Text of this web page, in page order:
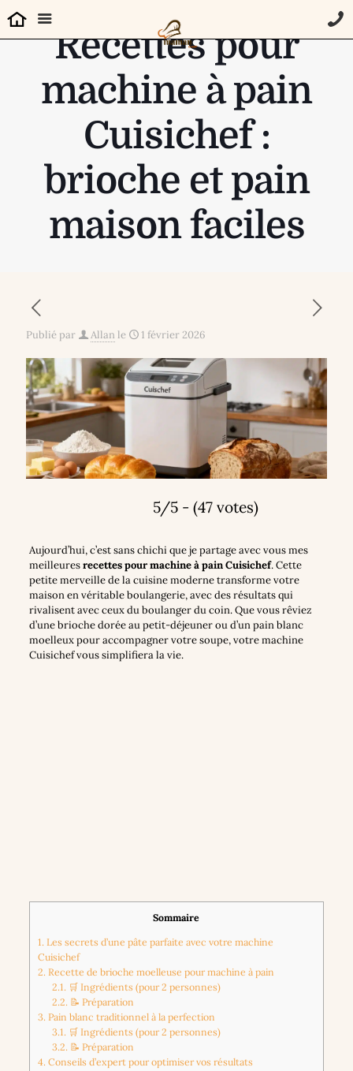
Recettes pour
machine à pain
Cuisichef :
brioche et pain
maison faciles
Publié par Allan le 1 février 2026
5/5 - (47 votes)
Aujourd’hui, c’est sans chichi que je partage avec vous mes
meilleuresrecettes pour machine à pain Cuisichef. Cette
petite merveille de la cuisine moderne transforme votre
maison en véritable boulangerie, avec des résultats qui
rivalisent avec ceux du boulanger du coin. Que vous rêviez
d’une brioche dorée au petit-déjeuner ou d’un pain blanc
moelleux pour accompagner votre soupe, votre machine
Cuisichef vous simplifiera la vie.
Sommaire
1.Les secrets d’une pâte parfaite avec votre machine
Cuisichef
2.Recette de brioche moelleuse pour machine à pain
2.1. 🛒 Ingrédients (pour 2 personnes)
2.2. 📝 Préparation
3.Pain blanc traditionnel à la perfection
3.1. 🛒 Ingrédients (pour 2 personnes)
3.2. 📝 Préparation
4.Conseils d’expert pour optimiser vos résultats